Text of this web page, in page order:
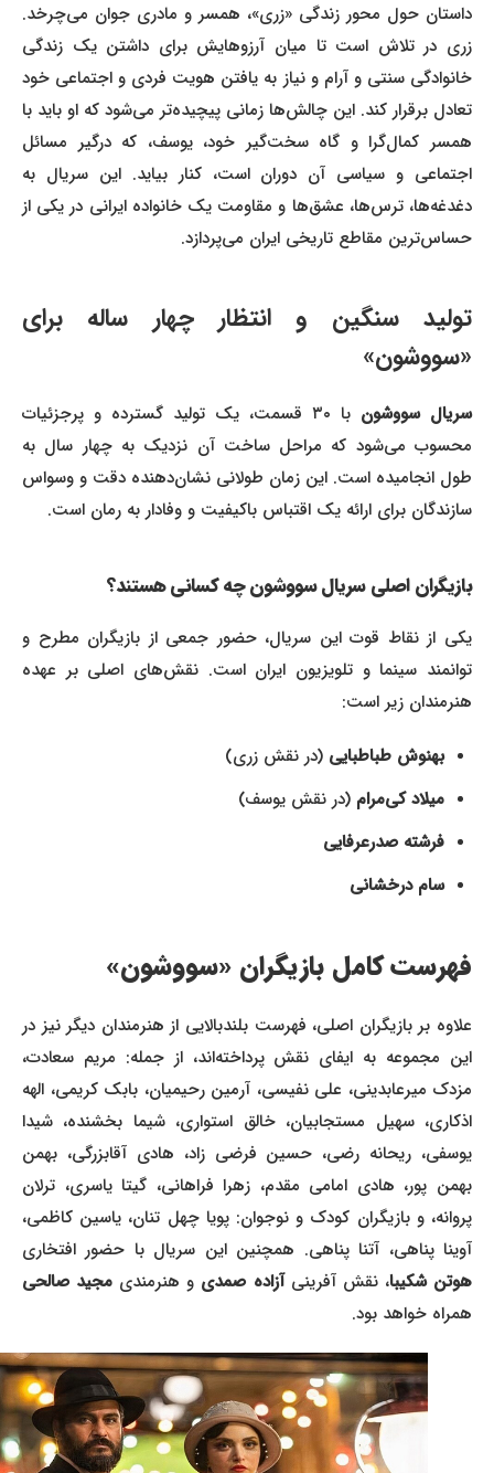
داستان حول محور زندگی «زری»، همسر و مادری جوان می‌چرخد.
زری در تلاش است تا میان آرزوهایش برای داشتن یک زندگی
خانوادگی سنتی و آرام و نیاز به یافتن هویت فردی و اجتماعی خود
تعادل برقرار کند. این چالش‌ها زمانی پیچیده‌تر می‌شود که او باید با
همسر کمال‌گرا و گاه سخت‌گیر خود، یوسف، که درگیر مسائل
اجتماعی و سیاسی آن دوران است، کنار بیاید. این سریال به
دغدغه‌ها، ترس‌ها، عشق‌ها و مقاومت یک خانواده ایرانی در یکی از
حساس‌ترین مقاطع تاریخی ایران می‌پردازد.
تولید سنگین و انتظار چهار ساله برای
«سووشون»
سریال سووشون
با ۳۰ قسمت، یک تولید گسترده و پرجزئیات
محسوب می‌شود که مراحل ساخت آن نزدیک به چهار سال به
طول انجامیده است. این زمان طولانی نشان‌دهنده دقت و وسواس
سازندگان برای ارائه یک اقتباس باکیفیت و وفادار به رمان است.
بازیگران اصلیسریال سووشونچه کسانی هستند؟
یکی از نقاط قوت این سریال، حضور جمعی از بازیگران مطرح و
توانمند سینما و تلویزیون ایران است. نقش‌های اصلی بر عهده
هنرمندان زیر است:
بهنوش طباطبایی(در نقش زری)
میلاد کی‌مرام(در نقش یوسف)
فرشته صدرعرفایی
سام درخشانی
فهرست کامل بازیگران «سووشون»
علاوه بر بازیگران اصلی، فهرست بلندبالایی از هنرمندان دیگر نیز در
این مجموعه به ایفای نقش پرداخته‌اند، از جمله: مریم سعادت،
مزدک میرعابدینی، علی نفیسی، آرمین رحیمیان، بابک کریمی، الهه
اذکاری، سهیل مستجابیان، خالق استواری، شیما بخشنده، شیدا
یوسفی، ریحانه رضی، حسین فرضی زاد، هادی آقابزرگی، بهمن
بهمن پور، هادی امامی مقدم، زهرا فراهانی، گیتا یاسری، ترلان
پروانه، و بازیگران کودک و نوجوان: پویا چهل تنان، یاسین کاظمی،
آوینا پناهی، آتنا پناهی. همچنین این سریال با حضور افتخاری
هوتن شکیبا، نقش آفرینیآزاده صمدیو هنرمندیمجید صالحی
همراه خواهد بود.